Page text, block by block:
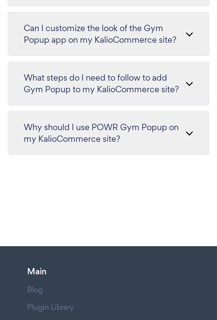
Can I customize the look of the Gym
Popup app on my KalioCommerce site?
What steps do I need to follow to add
Gym Popup to my KalioCommerce site?
Why should I use POWR Gym Popup on
my KalioCommerce site?
Main
Blog
Plugin Library